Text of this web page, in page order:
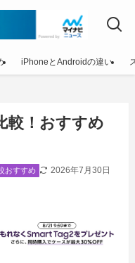
iPhoneとAndroidの違い
較！おすすめ
おすすめ 2026年7月30日